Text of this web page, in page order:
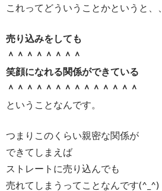
これってどういうことかというと、、
売り込みをしても
＾＾＾＾＾＾＾＾
笑顔になれる関係ができている
＾＾＾＾＾＾＾＾＾＾＾＾＾＾
ということなんです。
つまりこのくらい親密な関係が
できてしまえば
ストレートに売り込んでも
売れてしまうってことなんです(^_^)